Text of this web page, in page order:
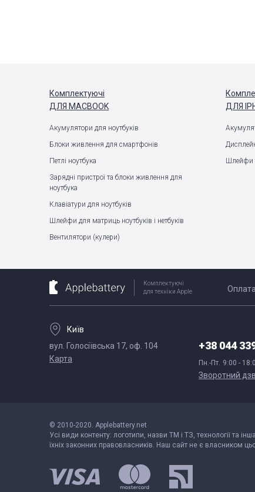
Комплектуючі
ДЛЯ MACBOOK
Акумулятори для ноутбуків
Блоки живлення для смартфонів
Петлі ноутбука
Зарядні пристрої та блоки живлення для
ноутбука
Клавіатури для ноутбуків
Шлейфи для матриць ноутбуків і нетбуків
Вентилятори (кулери)
ДЛЯ
Шлейфи
Комплектуючі
для техніки Apple
Оплата
Київ
вул. Голосіївська 17, оф. 104
Карта
+38 044
Пн.-Пт. 9:00 -
Зворотний
© 2010-2020. Applebattery.net
Усі види контенту: логотипи, назви ТМ і ТЗ, технології та
їхніх законних правовласників. Наш сайт не є власником